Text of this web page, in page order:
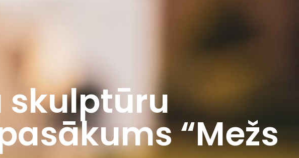
skulptūru
“Mežs